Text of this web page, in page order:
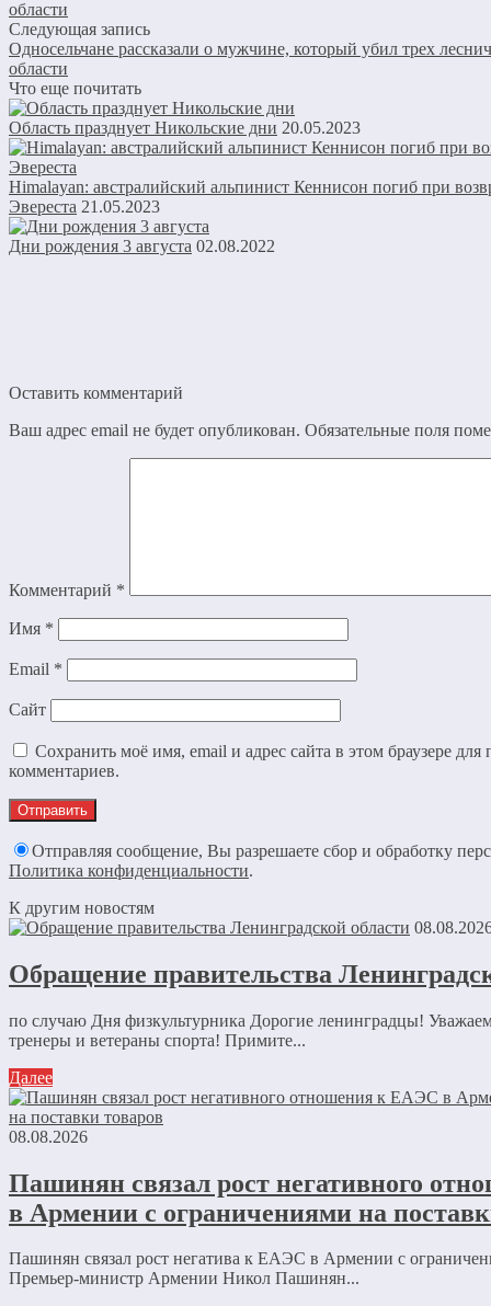
области
Следующая запись
Односельчане рассказали о мужчине, который убил трех
области
Что еще почитать
Область празднует Никольские дни 20.05.2023
Himalayan: австралийский альпинист Кеннисон погиб при
Эвереста 21.05.2023
Дни рождения 3 августа 02.08.2022
Оставить комментарий
Ваш адрес email не будет опубликован. Обязательные поля
Комментарий *
Имя *
Email *
Сайт
Сохранить моё имя, email и адрес сайта в этом браузере
комментариев.
Отправляя сообщение, Вы разрешаете сбор и обработку
Политика конфиденциальности.
К другим новостям
Обращение правительства
по случаю Дня физкультурника Дорогие ленинградцы!
тренеры и ветераны спорта! Примите...
Далее
08.08.2026
Пашинян связал рост негативного
в Армении с ограничениями на
Пашинян связал рост негатива к ЕАЭС в Армении с
Премьер-министр Армении Никол Пашинян...